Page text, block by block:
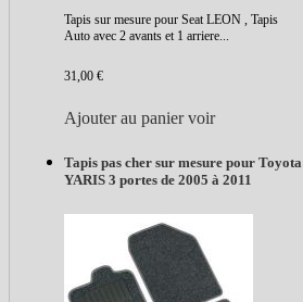
Tapis sur mesure pour Seat LEON , Tapis
Auto avec 2 avants et 1 arriere...
31,00 €
Ajouter au panier voir
Tapis pas cher sur mesure pour Toyota
YARIS 3 portes de 2005 à 2011